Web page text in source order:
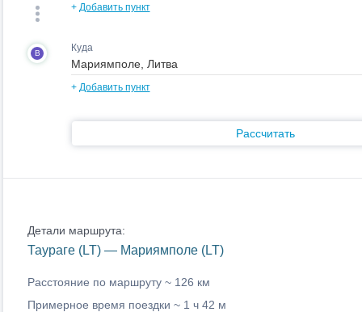
+ Добавить пункт
B Куда
+ Добавить пункт
Рассчитать
Детали маршрута:
Таураге (LT) — Мариямполе (LT)
Расстояние по маршруту ~ 126 км
Примерное время поездки ~ 1 ч 42 м